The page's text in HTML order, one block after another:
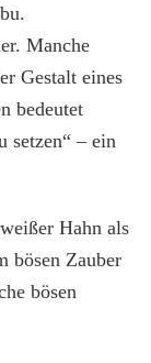
Manche
Gestalt eines
bedeutet
setzen“ – ein
Hahn als
bösen Zauber
bösen